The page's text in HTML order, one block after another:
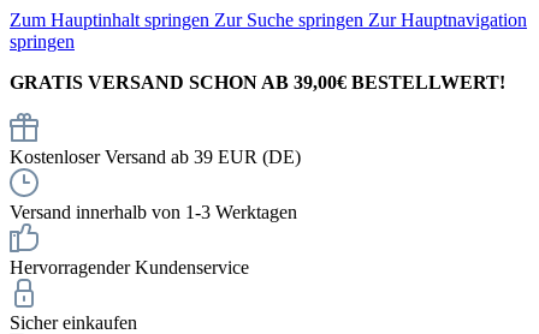
Zum Hauptinhalt springen Zur Suche springen Zur Hauptnavigation
springen
GRATIS VERSAND SCHON AB 39,00€ BESTELLWERT!
Kostenloser Versand ab 39 EUR (DE)
Versand innerhalb von 1-3 Werktagen
Hervorragender Kundenservice
Sicher einkaufen